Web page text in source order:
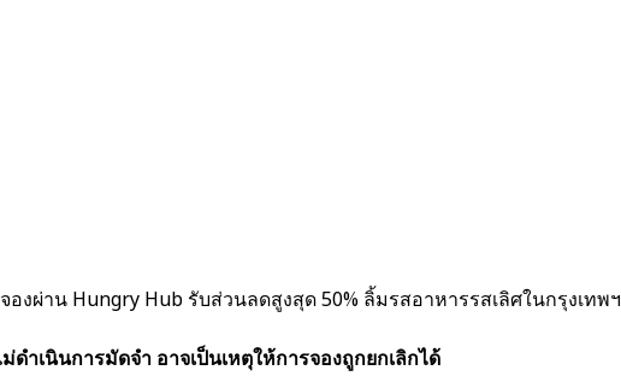
งผ่าน Hungry Hub รับส่วนลดสูงสุด 50% ลิ้มรสอาหารรสเลิศในกรุงเทพฯ
ำเนินการมัดจำ อาจเป็นเหตุให้การจองถูกยกเลิกได้